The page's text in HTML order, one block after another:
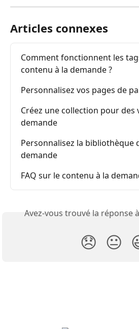
Articles connexes
Comment fonctionnent les
contenu à la demande ?
Personnalisez vos pages de
Créez une collection pour des
demande
Personnalisez la bibliothèque
demande
FAQ sur le contenu à la
Avez-vous trouvé la réponse
😞 😐